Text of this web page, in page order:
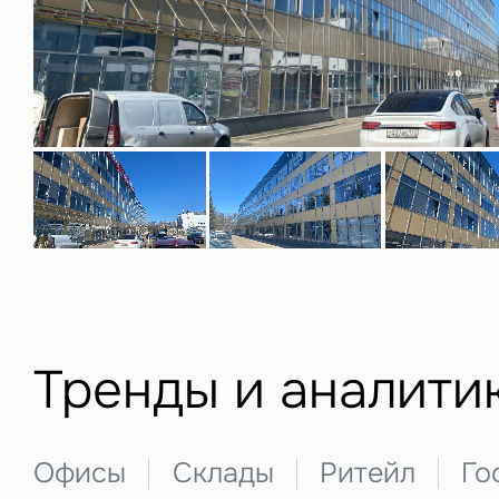
Тренды и
Офисы Склады Ритейл Это
данных
Заполните